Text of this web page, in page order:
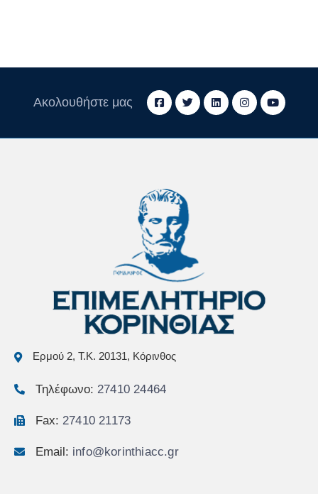
Ακολουθήστε μας
Ερμού 2, Τ.Κ. 20131, Κόρινθος
Τηλέφωνο: 27410 24464
Fax: 27410 21173
Email: info@korinthiacc.gr